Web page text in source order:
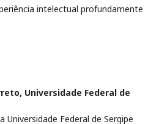
intelectual profundamente
Universidade Federal de
Federal de Sergipe